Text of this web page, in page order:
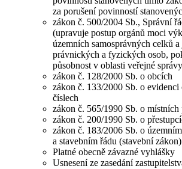
za porušení povinností
zákon č. 500/2004 Sb., Správní
(upravuje postup orgánů moci
územních samosprávných celků
právnických a fyzických osob,
působnost v oblasti veřejné
zákon č. 128/2000 Sb. o obcích
zákon č. 133/2000 Sb. o
číslech
zákon č. 565/1990 Sb. o místních
zákon č. 200/1990 Sb. o
zákon č. 183/2006 Sb. o
a stavebním řádu (stavební zákon)
Platné obecně závazné vyhlášky
Usnesení ze zasedání